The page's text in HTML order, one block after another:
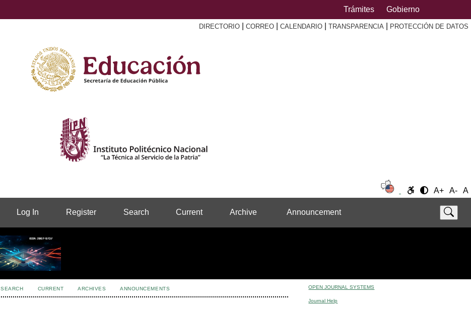
Trámites Gobierno
DIRECTORIO CORREO CALENDARIO TRANSPARENCIA PROTECCIÓN DE DATOS
A+ A- A
Log In Register Search Current Archive Announcement
OPEN JOURNAL SYSTEMS
Journal Help
SEARCH CURRENT ARCHIVES ANNOUNCEMENTS